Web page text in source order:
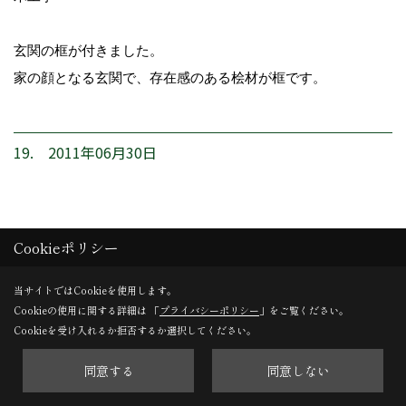
玄関の框が付きました。
家の顔となる玄関で、存在感のある桧材が框です。
19. 2011年06月30日
Cookieポリシー
当サイトではCookieを使用します。
Cookieの使用に関する詳細は 「プライバシーポリシー 」をご覧ください。
Cookieを受け入れるか拒否するか選択してください。
同意する 同意しない